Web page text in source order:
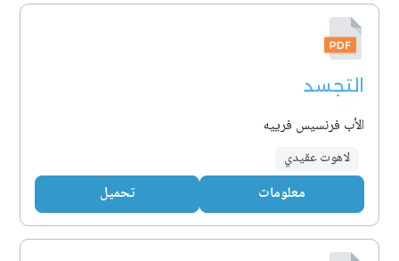
التجسد
الأب فرنسيس فرييه
لاهوت عقيدي
معلومات تحميل